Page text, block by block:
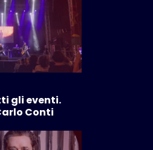
gli eventi.
Conti